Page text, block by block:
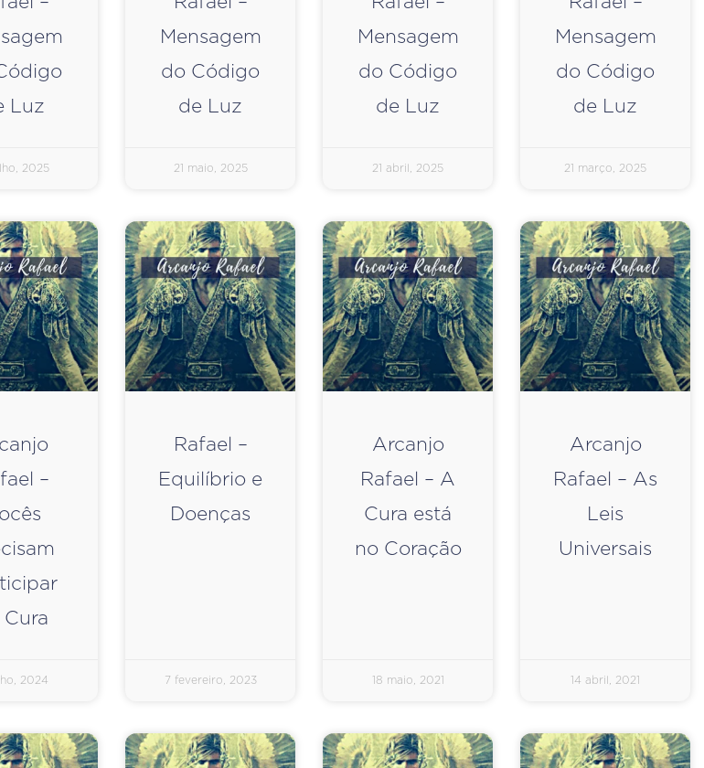
Luz
2025
Mensagem
do Código
de Luz
21 maio, 2025
Mensagem
do Código
de Luz
21 abril, 2025
Mensagem
do Código
de Luz
21 março, 2025
–
Cura
2024
Rafael –
Equilíbrio e
Doenças
7 fevereiro, 2023
Arcanjo
Rafael – A
Cura está
no Coração
18 maio, 2021
Arcanjo
Rafael – As
Leis
Universais
14 abril, 2021